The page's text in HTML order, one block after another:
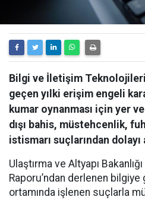
Bilgi ve İletişim
geçen yılki erişim engeli
kumar oynanması için yer
dışı bahis, müstehcenlik,
istismarı suçlarından dolayı
Ulaştırma ve Altyapı
Raporu’ndan derlenen
ortamında işlenen suçlarla